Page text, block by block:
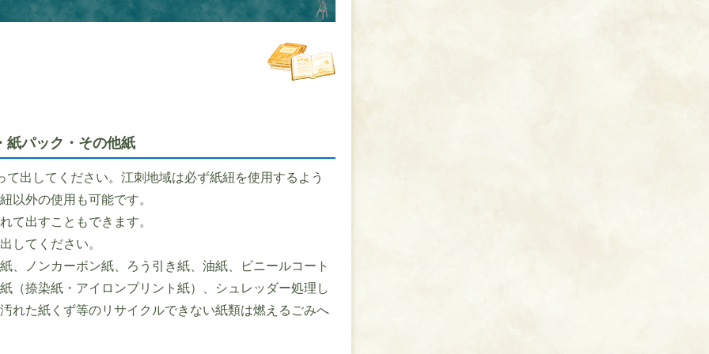
紙パック・その他紙
出してください。江刺地域は必ず紙紐を使用するよう
以外の使用も可能です。
て出すこともできます。
してください。
、ノンカーボン紙、ろう引き紙、油紙、ビニールコート
（捺染紙・アイロンプリント紙）、シュレッダー処理し
れた紙くず等のリサイクルできない紙類は燃えるごみへ